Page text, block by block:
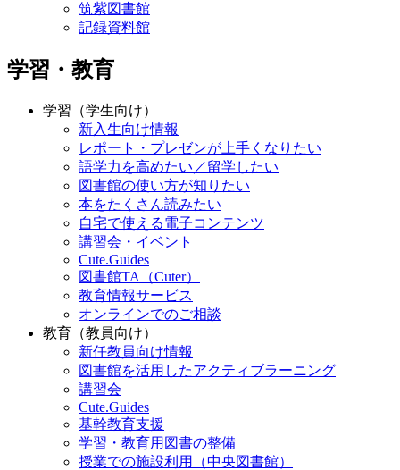
筑紫図書館
記録資料館
学習・教育
学習（学生向け）
新入生向け情報
レポート・プレゼンが上手くなりたい
語学力を高めたい／留学したい
図書館の使い方が知りたい
本をたくさん読みたい
自宅で使える電子コンテンツ
講習会・イベント
Cute.Guides
図書館TA（Cuter）
教育情報サービス
オンラインでのご相談
教育（教員向け）
新任教員向け情報
図書館を活用したアクティブラーニング
講習会
Cute.Guides
基幹教育支援
学習・教育用図書の整備
授業での施設利用（中央図書館）